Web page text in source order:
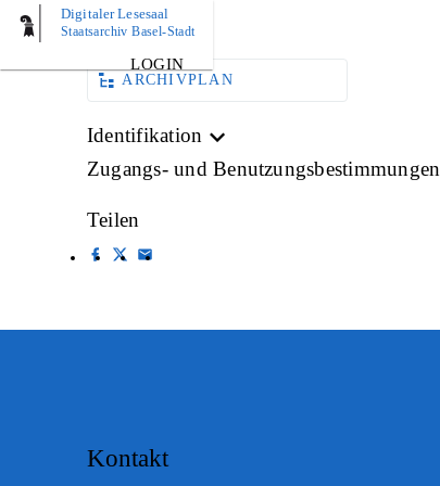
Digitaler Lesesaal
Staatsarchiv Basel-Stadt
LOGIN
BILD
ARCHIVPLAN
Identifikation
Zugangs- und Benutzungsbestimmungen
Teilen
Kontakt